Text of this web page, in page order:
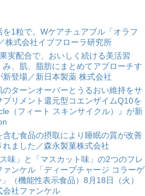
1粒で。Wケアチュアブル「オラフ
株式会社イブフローラ研究所
実配合で、おいしく続ける美活習
、肌、脂肪にまとめてアプローチす
新登場／新日本製薬 株式会社
ターンオーバーとうるおい維持をサ
プリメント還元型コエンザイムQ10を
（フィート スキンサイクル）』が新
含む食品の摂取により睡眠の質が改善
ました／森永製菓株式会社
味」と「マスカット味」の2つのフレ
ァンケル「ディープチャージ コラーゲ
（機能性表示食品）8月18日（火）
会社ファンケル